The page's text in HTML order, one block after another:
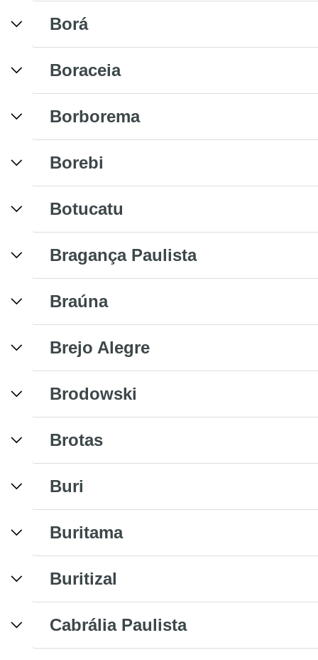
Borá
Boraceia
Borborema
Borebi
Botucatu
Bragança Paulista
Braúna
Brejo Alegre
Brodowski
Brotas
Buri
Buritama
Buritizal
Cabrália Paulista